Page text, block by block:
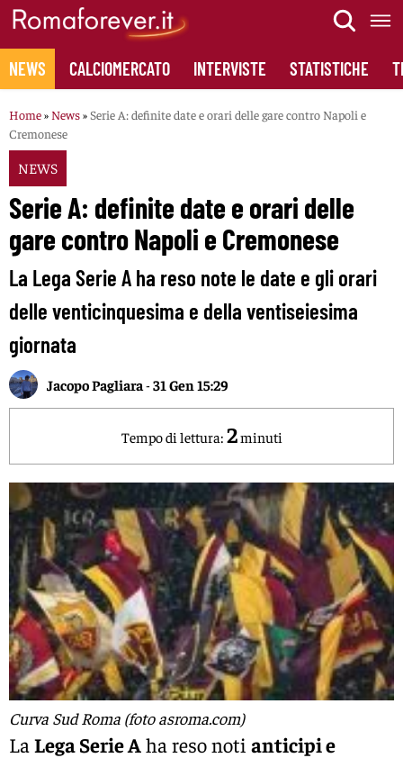
Skip
content
NEWS CALCIOMERCATO INTERVISTE STATISTICHE
Home» News»Serie A: definite date e orari delle gare contro Napoli e
Cremonese
NEWS
Serie A: definite date e orari delle
gare contro Napoli e Cremonese
La Lega Serie A ha reso note le date e gli orari
delle venticinquesima e della ventiseiesima
giornata
Jacopo Pagliara -31 Gen 15:29
Tempo di lettura: 2minuti
Curva Sud Roma (foto asroma.com)
La Lega Serie Aha reso noti anticipi e